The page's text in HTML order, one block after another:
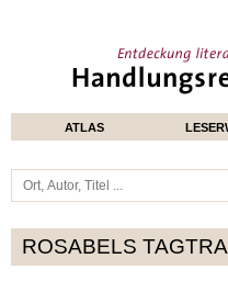
ATLAS
ROSABELS